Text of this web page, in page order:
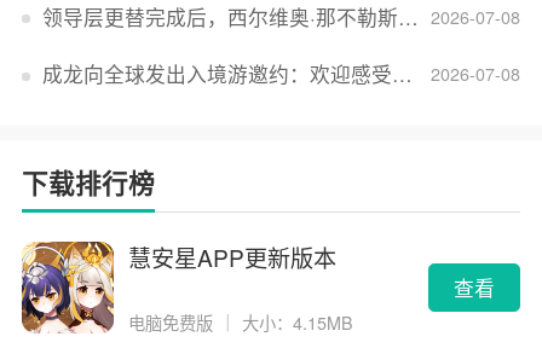
2026-07-08
领导层更替完成后，西尔维奥·那不勒斯出任Lucid首席执行官
2026-07-08
成龙向全球发出入境游邀约：欢迎感受无滤镜的真实中国
下载排行榜
慧安星APP更新版本
电脑免费版 ｜ 大小：4.15MB
查看